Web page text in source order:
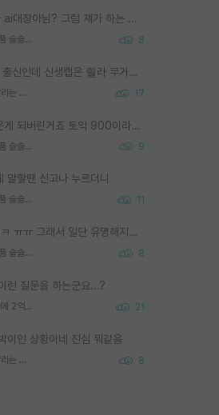
open ai가 ai대장아님? 그럼 쟤가 하는 말이 다 맞겠네
AI 학회들 거품 슬슬 지적이 나오네요 8
신생랩 1기 출신인데 신생랩은 줠라 무거운 바벨 같은거임. 들면 대박인데 못들면 깔려 죽음. 아무도 알려주지 않는 환경에서 자생해야하지만, 일단 살아남았다면 그 어떤 사람보다 악착같고 생존력 높은 사람으로 거듭날 수 있음
신생랩가지말라는 이유가 있었구나 17
뭐 토익같은게 되버린거죠 토익 900이라고 영어잘하는건 아닙니다만 잘하는사람은 다 900을 넘는 그런
AI 학회들 거품 슬슬 지적이 나오네요 9
말할땐 신고나 누르더니
AI 학회들 거품 슬슬 지적이 나오네요 11
ㅋㅋㅋㅋㅋㅋ ㅠㅠ 그래서 일단 유명해지는게 중요한거같습니다
AI 학회들 거품 슬슬 지적이 나오네요 8
런 질문을 하는군요...?
박사진학하기에 2억은 괜찮은 (?) 정도의 경제력인가요 21
이인 상황이네 진심 뭐같음
신생랩가지말라는 이유가 있었구나 8